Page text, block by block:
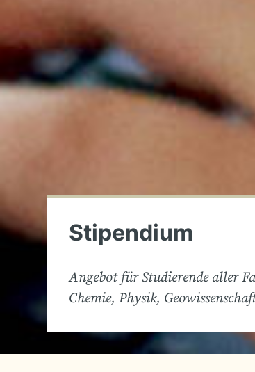
Stipendium
Angebot für Studierende aller
Chemie, Physik,